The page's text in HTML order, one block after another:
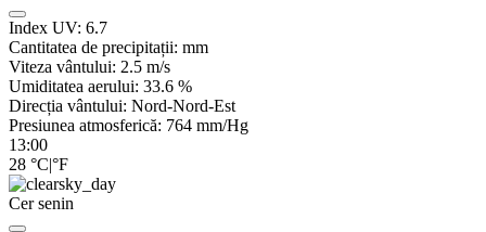
Index UV: 6.7
Cantitatea de precipitații: mm
Viteza vântului: 2.5 m/s
Umiditatea aerului: 33.6 %
Direcția vântului: Nord-Nord-Est
Presiunea atmosferică: 764 mm/Hg
13:00
28 °C|°F
Cer senin